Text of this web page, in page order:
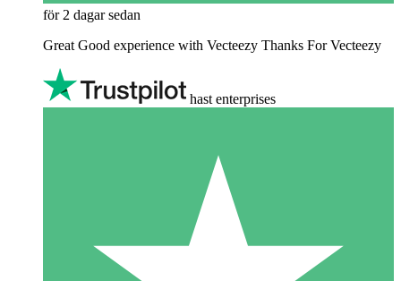
för 2 dagar sedan
Great Good experience with Vecteezy Thanks For Vecteezy
hast enterprises